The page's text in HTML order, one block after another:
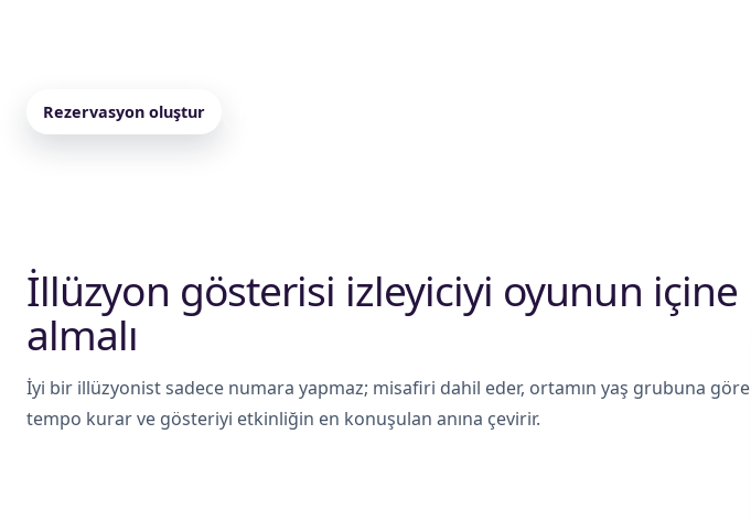
Rezervasyon oluştur
İllüzyon gösterisi izleyiciyi oyunun içine
almalı
İyi bir illüzyonist sadece numara yapmaz; misafiri dahil eder, ortamın yaş grubuna göre
tempo kurar ve gösteriyi etkinliğin en konuşulan anına çevirir.